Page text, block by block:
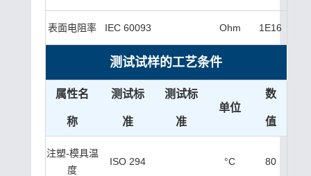
表面电阻率 IEC 60093 Ohm 1E16
测试试样的工艺条件
属性名
称
测试标
准
测试标
准
单位
数
值
注塑-模具温
度
ISO 294 °C 80